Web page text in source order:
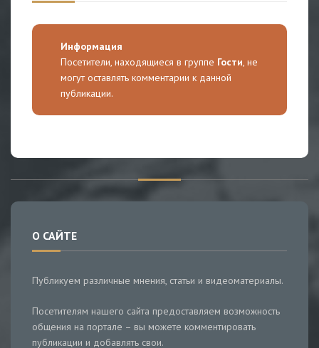
Информация
Посетители, находящиеся в группе Гости, не
могут оставлять комментарии к данной
публикации.
О САЙТЕ
Публикуем различные мнения, статьи и видеоматериалы.
Посетителям нашего сайта предоставляем возможность
общения на портале – вы можете комментировать
публикации и добавлять свои.